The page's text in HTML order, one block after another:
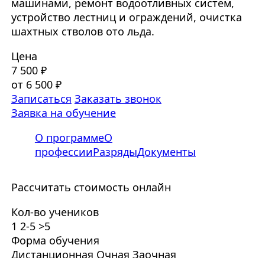
машинами, ремонт водоотливных систем,
устройство лестниц и ограждений, очистка
шахтных стволов ото льда.
Цена
7 500 ₽
от 6 500 ₽
Записаться Заказать звонок
Заявка на обучение
О программеО
профессииРазрядыДокументы
Рассчитать стоимость онлайн
Кол-во учеников
1 2-5 >5
Форма обучения
Дистанционная Очная Заочная